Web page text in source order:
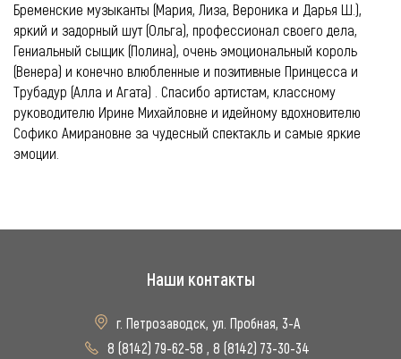
Бременские музыканты (Мария, Лиза, Вероника и Дарья Ш.),
яркий и задорный шут (Ольга), профессионал своего дела,
Гениальный сыщик (Полина), очень эмоциональный король
(Венера) и конечно влюбленные и позитивные Принцесса и
Трубадур (Алла и Агата) . Спасибо артистам, классному
руководителю Ирине Михайловне и идейному вдохновителю
Софико Амирановне за чудесный спектакль и самые яркие
эмоции.
Наши контакты
г. Петрозаводск, ул. Пробная, 3-А
8 (8142) 79-62-58 , 8 (8142) 73-30-34